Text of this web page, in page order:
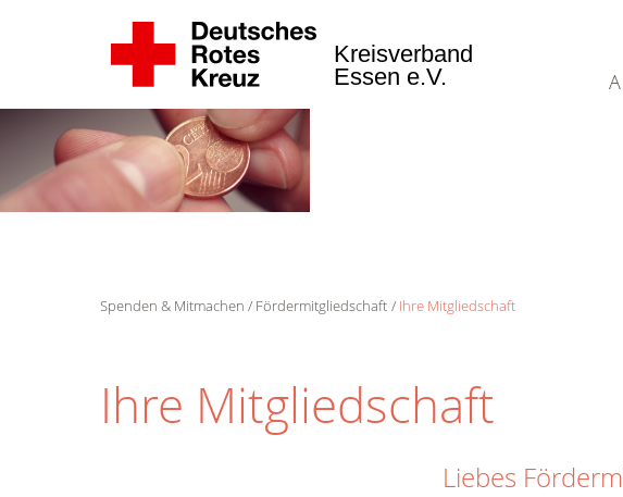
Kreisverband
Essen e.V.
Spenden & Mitmachen Fördermitgliedschaft Ihre Mitgliedschaft
Ihre Mitgliedschaft
Liebes